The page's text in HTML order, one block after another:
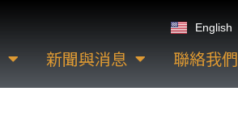
English
新聞與消息 聯絡我們